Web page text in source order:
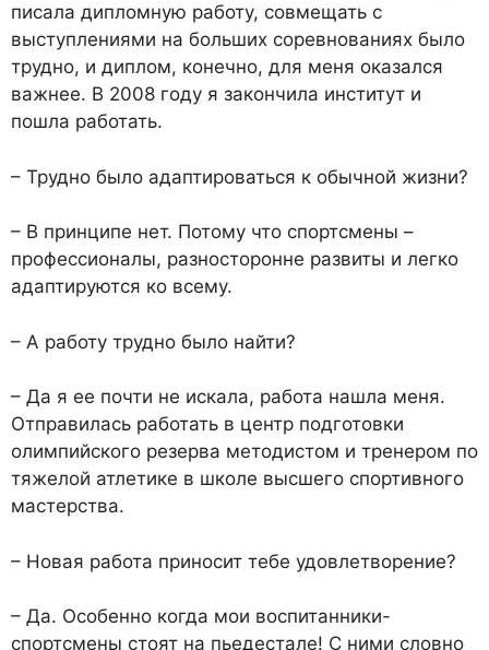
писала дипломную работу, совмещать с
выступлениями на больших соревнованиях было
трудно, и диплом, конечно, для меня оказался
важнее. В 2008 году я закончила институт и
пошла работать.
– Трудно было адаптироваться к обычной жизни?
– В принципе нет. Потому что спортсмены –
профессионалы, разносторонне развиты и легко
адаптируются ко всему.
– А работу трудно было найти?
– Да я ее почти не искала, работа нашла меня.
Отправилась работать в центр подготовки
олимпийского резерва методистом и тренером по
тяжелой атлетике в школе высшего спортивного
мастерства.
– Новая работа приносит тебе удовлетворение?
– Да. Особенно когда мои воспитанники-
спортсмены стоят на пьедестале! С ними словно